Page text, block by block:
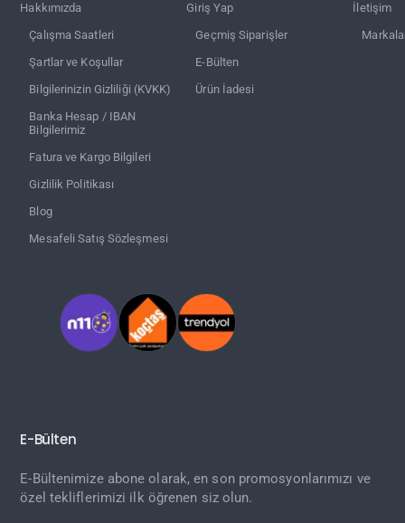
Hakkımızda
Çalışma Saatleri
Şartlar ve Koşullar
Bilgilerinizin Gizliliği (KVKK)
Banka Hesap / IBAN
Bilgilerimiz
Fatura ve Kargo Bilgileri
Gizlilik Politikası
Blog
Mesafeli Satış Sözleşmesi
Giriş Yap
Geçmiş Siparişler
E-Bülten
Ürün İadesi
İletişim
E-Bülten
E-Bültenimize abone olarak, en son promosyonlarımızı ve
özel tekliflerimizi ilk öğrenen siz olun.